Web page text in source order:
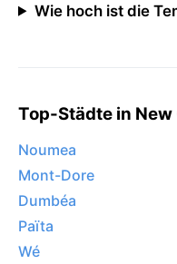
Wie hoch ist die
Top-Städte in New
Noumea
Mont-Dore
Dumbéa
Païta
Wé